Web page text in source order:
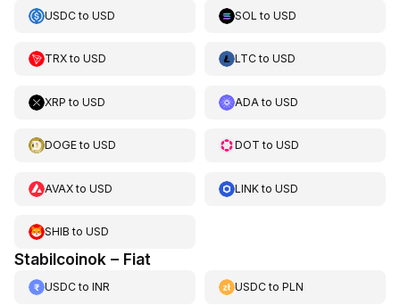
USDCto USD SOL toUSD
TRXto USD LTCtoUSD
XRP to USD ADA toUSD
DOGEto USD DOT toUSD
AVAXto USD LINKtoUSD
SHIB to USD
Stabilcoinok – Fiat
USDCto INR USDCtoPLN